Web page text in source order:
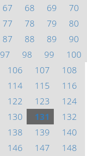
67 68 69
70
77 78 79
80
87 88 89
90
97 98 99
100
106 107
108
114 115
116
122 123
124
130 131
132
138 139
140
146 147
148